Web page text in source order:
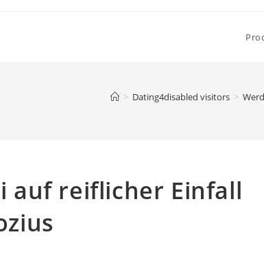
> Dating4disabled visitors >
auf reiflicher Einfall